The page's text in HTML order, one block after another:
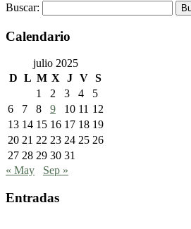
Buscar:
Calendario
julio 2025
D L M X J V S
1
2 3 4
5
6
7 8 9 10 11 12
13 14 15 16 17 18 19
20 21 22 23 24 25 26
27 28 29 30 31
« May
Sep »
Entradas